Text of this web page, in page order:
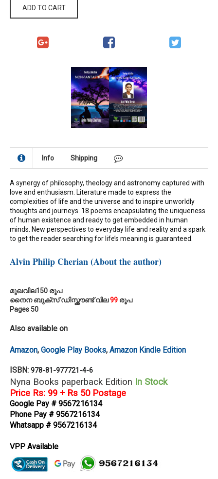
ADD TO CART
Info Shipping
A synergy of philosophy, theology and astronomy captured with
love and enthusiasm. Literature made to express the
complexities of life and the universe and to inspire unworldly
thoughts and journeys. 18 poems encapsulating the uniqueness
of human existence and ready to get embedded in human
minds. New perspectives to everyday life and reality and a spark
to get the reader searching for life’s meaning is guaranteed.
Alvin Philip Cherian (About the author)
മുഖവില150 രൂപ
നൈന ബുക്സ് ഡിസ്ക്കൗണ്ട് വില99 രൂപ
Pages 50
Also available on
Amazon, Google Play Books, Amazon Kindle Edition
ISBN: 978-81-977721-4-6
Nyna Books paperback Edition In Stock
Price Rs: 99 + Rs 50 Postage
Google Pay # 9567216134
Phone Pay # 9567216134
Whatsapp # 9567216134
VPP Available